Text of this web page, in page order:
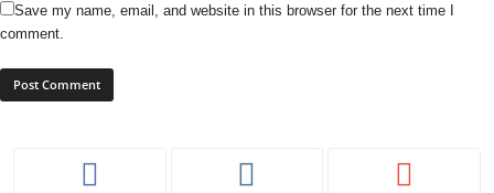
Save my name, email, and website in this browser for the next time I
comment.